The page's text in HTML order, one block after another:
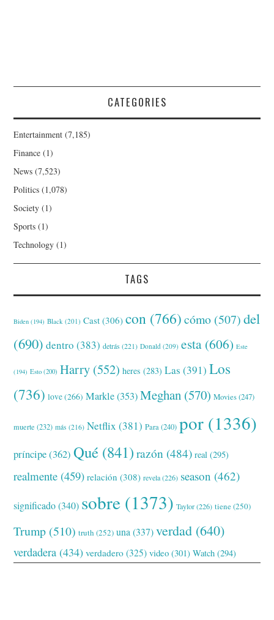
CATEGORIES
Entertainment (7,185)
Finance (1)
News (7,523)
Politics (1,078)
Society (1)
Sports (1)
Technology (1)
TAGS
Biden (194) Black (201) Cast (306) con (766) cómo (507) del
(690) dentro (383) detrás (221) Donald (209) esta (606) Este
(194) Esto (200) Harry (552) heres (283) Las (391) Los
(736) love(266) Markle(353) Meghan (570) Movies(247)
muerte (232) más (216) Netflix (381) Para(240) por (1336)
príncipe(362) Qué (841) razón (484) real (295)
realmente (459) relación (308) revela(226) season (462)
significado(340) sobre (1373) Taylor(226) tiene(250)
Trump (510) truth (252) una (337) verdad (640)
verdadera (434) verdadero (325) video (301) Watch (294)